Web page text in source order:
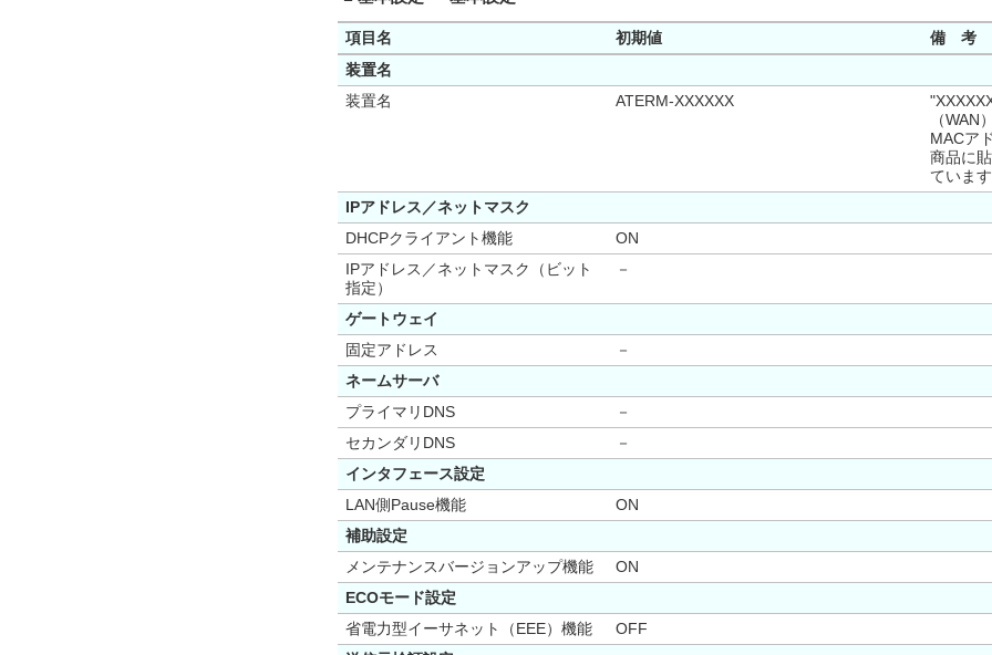
項目名 初期値
備 考
装置名
装置名
ATERM-XXXXXX
（WAN
MACア
商品に
ていま
IPアドレス／ネットマスク
DHCPクライアント機能
ON
IPアドレス／ネットマスク（ビット
指定）
－
ゲートウェイ
固定アドレス
－
ネームサーバ
プライマリDNS
－
セカンダリDNS
－
インタフェース設定
LAN側Pause機能
ON
補助設定
メンテナンスバージョンアップ機能
ON
ECOモード設定
省電力型イーサネット（EEE）機能
OFF